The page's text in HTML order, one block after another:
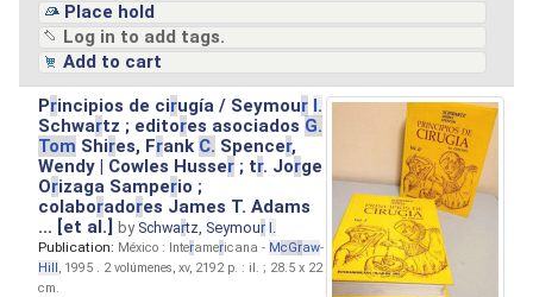
Place hold
Log in to add tags.
Add to cart
Principios de cirugía / Seymour I.
Schwartz ; editores asociados G.
Tom Shires, Frank C. Spencer,
Wendy | Cowles Husser ; tr. Jorge
Orizaga Samperio ;
colaboradores James T. Adams
... [et al.]by Schwartz, Seymour I.
Publication: México : Interamericana - McGraw-
Hill, 1995 . 2 volúmenes, xv, 2192 p. : il. ; 28.5 x 22
cm.